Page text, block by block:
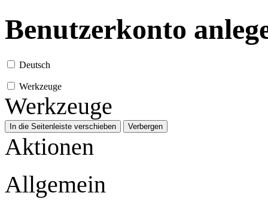
Benutzerkonto
Deutsch
Werkzeuge
Werkzeuge
In die Seitenleiste verschieben Verbergen
Aktionen
Allgemein